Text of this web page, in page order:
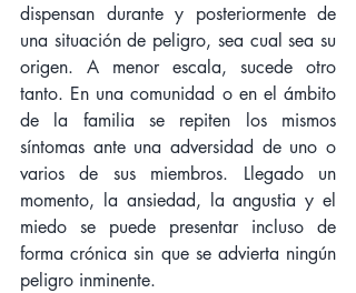
dispensan durante y posteriormente de
una situación de peligro, sea cual sea su
origen. A menor escala, sucede otro
tanto. En una comunidad o en el ámbito
de la familia se repiten los mismos
síntomas ante una adversidad de uno o
varios de sus miembros. Llegado un
momento, la ansiedad, la angustia y el
miedo se puede presentar incluso de
forma crónica sin que se advierta ningún
peligro inminente.